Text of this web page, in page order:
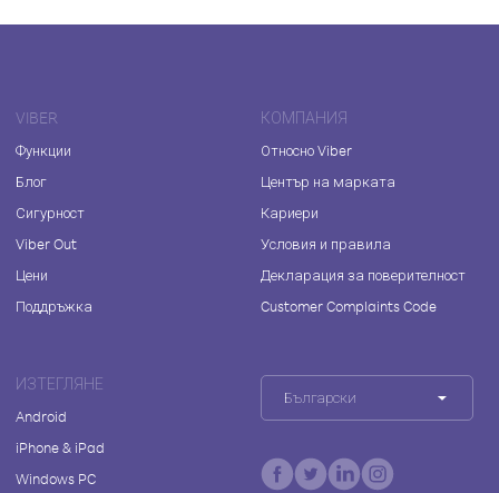
VIBER
Функции
Блог
Сигурност
Viber Out
Цени
Поддръжка
КОМПАНИЯ
Относно Viber
Център на марката
Кариери
Условия и правила
Декларация за поверителност
Customer Complaints Code
ИЗТЕГЛЯНЕ
Android
iPhone & iPad
Windows PC
Български